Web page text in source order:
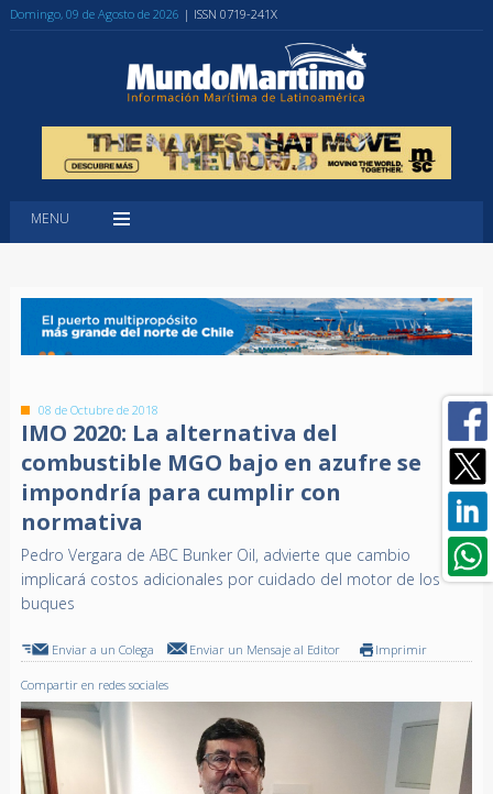
Domingo, 09 de Agosto de 2026 | ISSN 0719-241X
MENU
08 de Octubre de 2018
IMO 2020: La alternativa del
combustible MGO bajo en azufre se
impondría para cumplir con
normativa
Pedro Vergara de ABC Bunker Oil, advierte que cambio
implicará costos adicionales por cuidado del motor de los
buques
Enviar a un Colega Enviar un Mensaje al Editor Imprimir
Compartir en redes sociales